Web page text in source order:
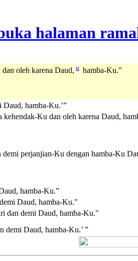
oleh karena Daud, u hamba-Ku."
hamba-Ku.’”
Ku dan oleh karena Daud,
perjanjian-Ku dengan hamba-Ku
hamba-Ku.”
Daud, hamba-Ku."
dan demi Daud, hamba-Ku."
demi Daud, hamba-Ku.’ ”